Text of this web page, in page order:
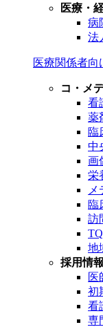
医療・
病
法
医療関係者向
コ・メ
看
薬
臨
中
画
栄
臨
訪
地
採用情報
医
初
看
専